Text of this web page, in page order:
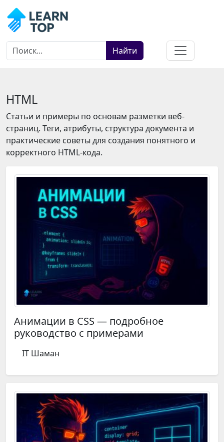
Найти
HTML
Статьи и примеры по основам разметки веб-
страниц. Теги, атрибуты, структура документа и
практические советы для создания понятного и
корректного HTML-кода.
Анимации в CSS — подробное
руководство с примерами
IT Шаман